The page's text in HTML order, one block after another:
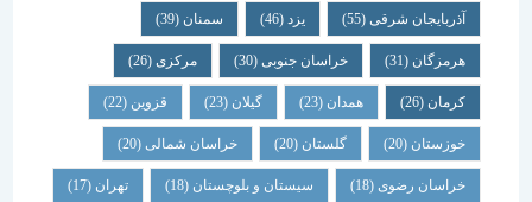
آذربایجان شرقی(55) یزد سمنان (39)
هرمزگان(31) خراسان جنوبی(30) مرکزی (26)
همدان گیلان قزوین
خوزستان(20) گلستان (20) خراسان شمالی(20)
خراسان رضوی(18) سیستان و بلوچستان(18) تهران